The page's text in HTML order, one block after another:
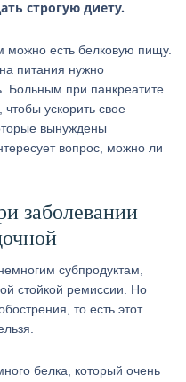
строгую диету.
можно есть белковую пищу.
питания нужно
Больным при панкреатите
ускорить свое
вынуждены
вопрос, можно ли
заболевании
субпродуктам,
стойкой ремиссии. Но
то есть этот
белка, который очень